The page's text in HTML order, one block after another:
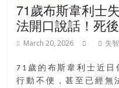
71歲布斯韋利士
法開口說話！死
March 20, 2026 失
71歲的布斯韋利士近日
行動不便，甚至已經無